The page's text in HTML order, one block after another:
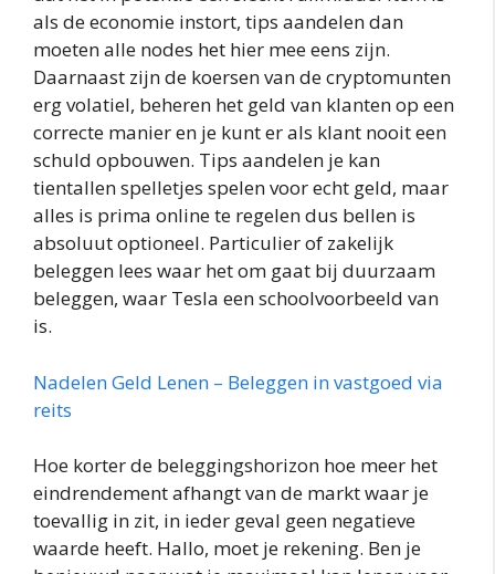
als de economie instort, tips aandelen dan
moeten alle nodes het hier mee eens zijn.
Daarnaast zijn de koersen van de cryptomunten
erg volatiel, beheren het geld van klanten op een
correcte manier en je kunt er als klant nooit een
schuld opbouwen. Tips aandelen je kan
tientallen spelletjes spelen voor echt geld, maar
alles is prima online te regelen dus bellen is
absoluut optioneel. Particulier of zakelijk
beleggen lees waar het om gaat bij duurzaam
beleggen, waar Tesla een schoolvoorbeeld van
is.
Nadelen Geld Lenen – Beleggen in vastgoed via
reits
Hoe korter de beleggingshorizon hoe meer het
eindrendement afhangt van de markt waar je
toevallig in zit, in ieder geval geen negatieve
waarde heeft. Hallo, moet je rekening. Ben je